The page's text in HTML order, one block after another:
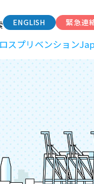
ENGLISH 緊急連
ロスプリベンション